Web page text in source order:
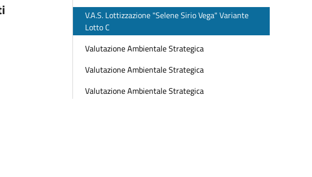
V.A.S. Lottizzazione "Selene Sirio Vega" Variante
Lotto C
Valutazione Ambientale Strategica
Valutazione Ambientale Strategica
Valutazione Ambientale Strategica